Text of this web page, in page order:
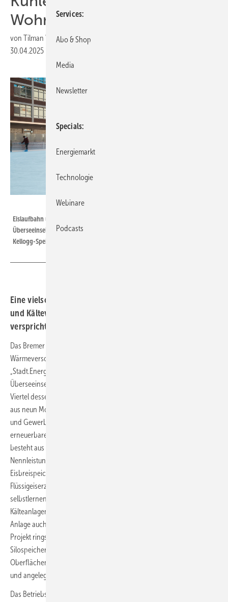
Wohnungen vor
von Tilman Weber
30.04.2025
Eislaufbahn über dem Oberflächenkaltwasserspeicher des Bremer
Überseeinsel-Quartiers vor dem zum Hotel umgebauten ehemaligen
Kellogg-Speichersilo
Eine vielschichtig grüne und sozialverträgliche Wärme-
und Kälteversorgung für dicht bewohnte Siedlungen
verspricht diese Großwärmeanlage in Bremen.
Das Bremer Erneuerbare-Energien-Unternehmen für Energie- und
Wärmeversorgung in Wohnquartieren- und Stadtvierteln,
„Stadt.Energie.Speicher“, hat im Bremer Stadtentwicklungsgebiet
Überseeinsel nach vier Jahren Entwicklungszeit für das künftige neue
Viertel dessen Energieversorgungsanlagen fertig gestellt. Sie bestehen
aus neun Modulen zur Temperaturregulierung für 600 Wohnungen
und Gewerbeflächen mit 70.000 Quadratmetern. Die nachhaltig
erneuerbare Energie und Grünstrom nutzende Versorgungsanlage
besteht aus einer Flusswasserwärmepumpe mit 5 Megawatt (MW)
Nennleistung, einem sehr großen XXL-Wärmespeicher und einem
Eisbreispeicher, einem Strom-Wärme-Wandler, einem Vakuuum-
Flüssigeiserzeuger, einem Oberflächenkaltwasserspeicher, einem
selbstlernenden Prognose- und Betriebssystem für die Wärme- und
Kälteanlagen, sowie einem Wärme- und einem Kältenetz. Um die
Anlage auch gesellschaftlich gut in das ambitionierte städtebauliche
Projekt rings um einen zum Hotel umgebauten ehemaligen
Silospeicher der Firma Kellogg´s einzubinden, ist das Dach des
Oberflächenkaltwasserspeichers als Eislauffeld für das Viertel gebaut
und angelegt.
Das Betriebskonzept sieht vor, die stromgeführten Flusswasser-
Services
Abo & Shop
Media
Newsletter
Specials
Energiemarkt
Technologie
Webinare
Podcasts